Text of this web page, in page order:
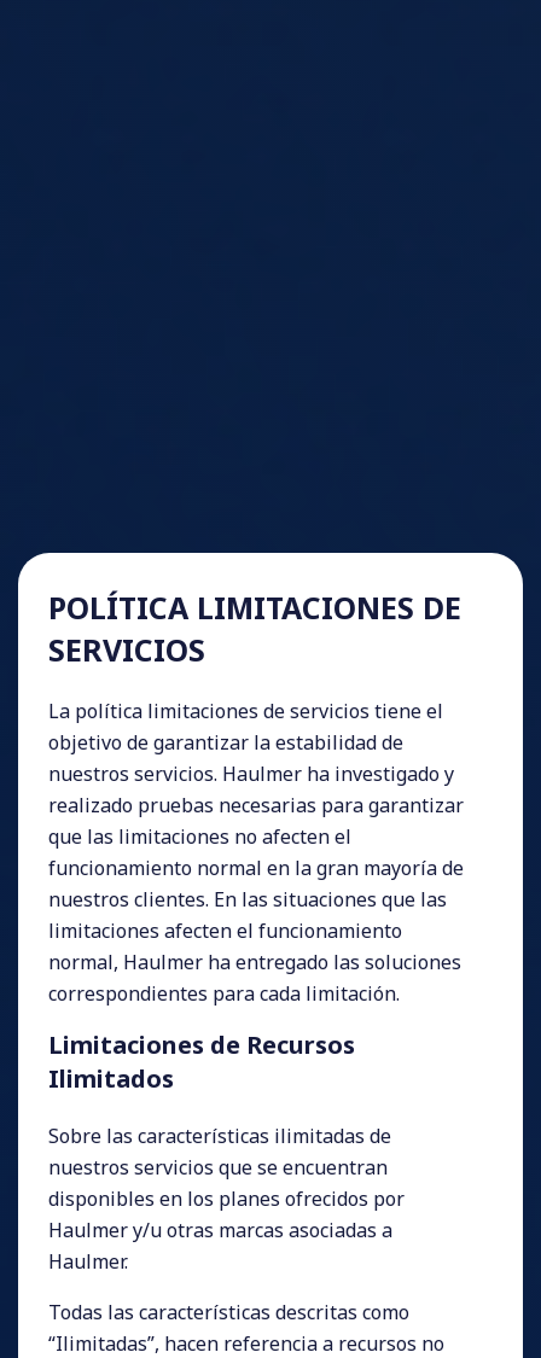
POLÍTICA LIMITACIONES DE
SERVICIOS
La política limitaciones de servicios tiene el
objetivo de garantizar la estabilidad de
nuestros servicios. Haulmer ha investigado y
realizado pruebas necesarias para garantizar
que las limitaciones no afecten el
funcionamiento normal en la gran mayoría de
nuestros clientes. En las situaciones que las
limitaciones afecten el funcionamiento
normal, Haulmer ha entregado las soluciones
correspondientes para cada limitación.
Limitaciones de Recursos
Ilimitados
Sobre las características ilimitadas de
nuestros servicios que se encuentran
disponibles en los planes ofrecidos por
Haulmer y/u otras marcas asociadas a
Haulmer.
Todas las características descritas como
“Ilimitadas”, hacen referencia a recursos no